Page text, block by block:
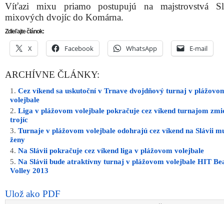
Víťazi mixu priamo postupujú na majstrovstvá
mixových dvojíc do Komárna.
Zdieľajte článok:
X Facebook WhatsApp E-mail
ARCHÍVNE ČLÁNKY:
Cez víkend sa uskutoční v Trnave dvojdňový turnaj v
volejbale
Liga v plážovom volejbale pokračuje cez víkend turnajom
trojíc
Turnaje v plážovom volejbale odohrajú cez víkend na Slávii
ženy
Na Slávii pokračuje cez víkend liga v plážovom volejbale
Na Slávii bude atraktívny turnaj v plážovom volejbale HIT
Volley 2013
Ulož ako PDF